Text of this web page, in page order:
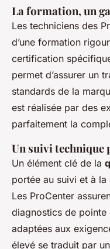
La formation, un
Les techniciens des
d’une formation
certification
permet d’assurer un
standards de la
est réalisée par des
parfaitement la
Un suivi technique
Un élément clé de la
portée au suivi et à
Les ProCenter
diagnostics de pointe
adaptées aux
élevé se traduit par